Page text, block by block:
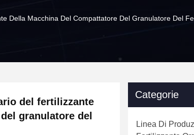
Della Macchina Del Compattatore Del Granulatore Del
del fertilizzante
granulatore del
Categorie
Linea Di